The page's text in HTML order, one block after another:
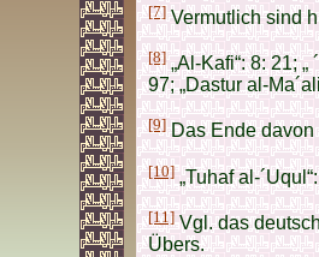
[7]Vermutlich sind
[8]„Al-Kafi“: 8: 21; „
97; „Dastur al-
[9]Das Ende davon
[10]„Tuhaf al-
[11]Vgl. das
Übers.